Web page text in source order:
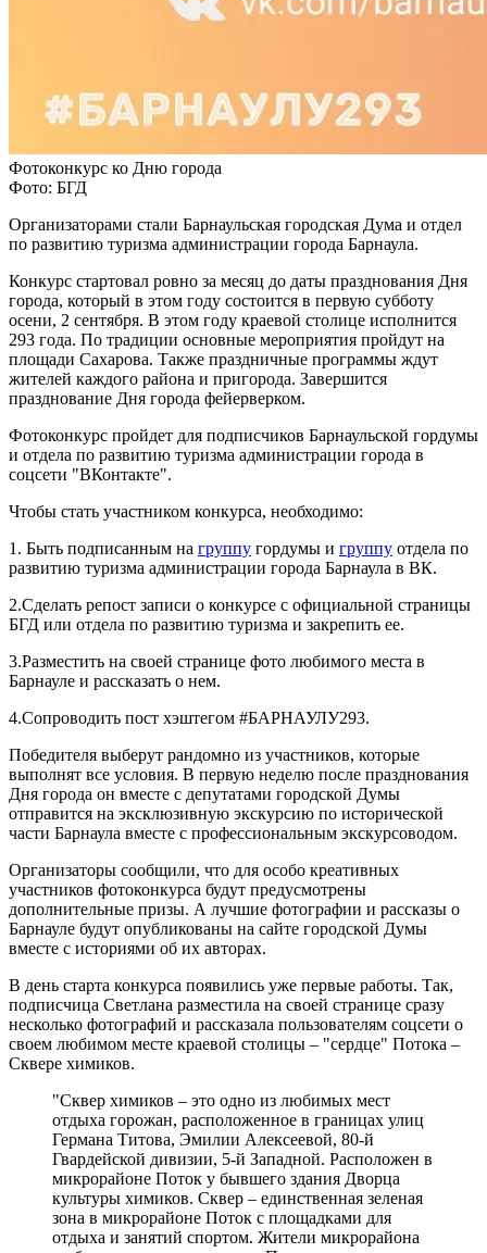
Фотоконкурс ко Дню города
Фото: БГД
Организаторами стали Барнаульская городская Дума и отдел
по развитию туризма администрации города Барнаула.
Конкурс стартовал ровно за месяц до даты празднования Дня
города, который в этом году состоится в первую субботу
осени, 2 сентября. В этом году краевой столице исполнится
293 года. По традиции основные мероприятия пройдут на
площади Сахарова. Также праздничные программы ждут
жителей каждого района и пригорода. Завершится
празднование Дня города фейерверком.
Фотоконкурс пройдет для подписчиков Барнаульской гордумы
и отдела по развитию туризма администрации города в
соцсети "ВКонтакте".
Чтобы стать участником конкурса, необходимо:
1. Быть подписанным на группу гордумы и группу отдела по
развитию туризма администрации города Барнаула в ВК.
2.Сделать репост записи о конкурсе с официальной страницы
БГД или отдела по развитию туризма и закрепить ее.
3.Разместить на своей странице фото любимого места в
Барнауле и рассказать о нем.
4.Сопроводить пост хэштегом #БАРНАУЛУ293.
Победителя выберут рандомно из участников, которые
выполнят все условия. В первую неделю после празднования
Дня города он вместе с депутатами городской Думы
отправится на эксклюзивную экскурсию по исторической
части Барнаула вместе с профессиональным экскурсоводом.
Организаторы сообщили, что для особо креативных
участников фотоконкурса будут предусмотрены
дополнительные призы. А лучшие фотографии и рассказы о
Барнауле будут опубликованы на сайте городской Думы
вместе с историями об их авторах.
В день старта конкурса появились уже первые работы. Так,
подписчица Светлана разместила на своей странице сразу
несколько фотографий и рассказала пользователям соцсети о
своем любимом месте краевой столицы – "сердце" Потока –
Сквере химиков.
"Сквер химиков – это одно из любимых мест
отдыха горожан, расположенное в границах улиц
Германа Титова, Эмилии Алексеевой, 80-й
Гвардейской дивизии, 5-й Западной. Расположен в
микрорайоне Поток у бывшего здания Дворца
культуры химиков. Сквер – единственная зеленая
зона в микрорайоне Поток с площадками для
отдыха и занятий спортом. Жители микрорайона